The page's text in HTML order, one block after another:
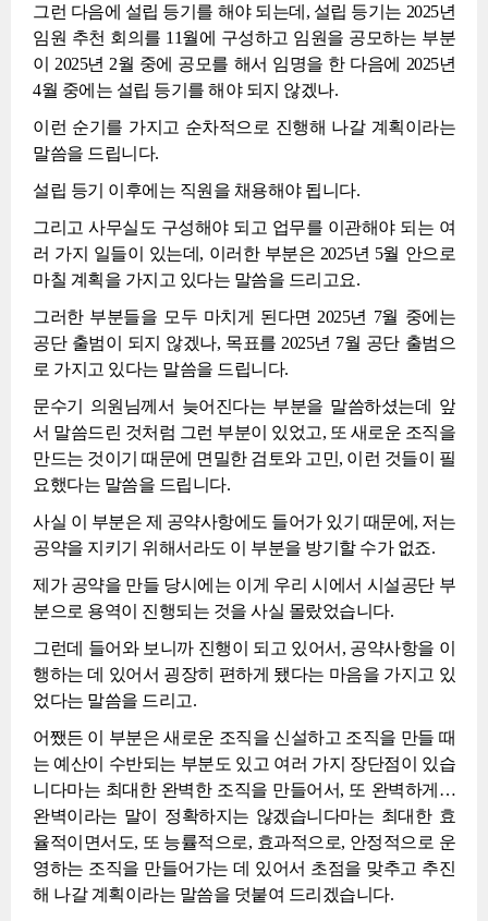
그런 다음에 설립 등기를 해야 되는데, 설립 등기는 2025년
임원 추천 회의를 11월에 구성하고 임원을 공모하는 부분
이 2025년 2월 중에 공모를 해서 임명을 한 다음에 2025년
4월 중에는 설립 등기를 해야 되지 않겠나.
이런 순기를 가지고 순차적으로 진행해 나갈 계획이라는
말씀을 드립니다.
설립 등기 이후에는 직원을 채용해야 됩니다.
그리고 사무실도 구성해야 되고 업무를 이관해야 되는 여
러 가지 일들이 있는데, 이러한 부분은 2025년 5월 안으로
마칠 계획을 가지고 있다는 말씀을 드리고요.
그러한 부분들을 모두 마치게 된다면 2025년 7월 중에는
공단 출범이 되지 않겠나, 목표를 2025년 7월 공단 출범으
로 가지고 있다는 말씀을 드립니다.
문수기 의원님께서 늦어진다는 부분을 말씀하셨는데 앞
서 말씀드린 것처럼 그런 부분이 있었고, 또 새로운 조직을
만드는 것이기 때문에 면밀한 검토와 고민, 이런 것들이 필
요했다는 말씀을 드립니다.
사실 이 부분은 제 공약사항에도 들어가 있기 때문에, 저는
공약을 지키기 위해서라도 이 부분을 방기할 수가 없죠.
제가 공약을 만들 당시에는 이게 우리 시에서 시설공단 부
분으로 용역이 진행되는 것을 사실 몰랐었습니다.
그런데 들어와 보니까 진행이 되고 있어서, 공약사항을 이
행하는 데 있어서 굉장히 편하게 됐다는 마음을 가지고 있
었다는 말씀을 드리고.
어쨌든 이 부분은 새로운 조직을 신설하고 조직을 만들 때
는 예산이 수반되는 부분도 있고 여러 가지 장단점이 있습
니다마는 최대한 완벽한 조직을 만들어서, 또 완벽하게…
완벽이라는 말이 정확하지는 않겠습니다마는 최대한 효
율적이면서도, 또 능률적으로, 효과적으로, 안정적으로 운
영하는 조직을 만들어가는 데 있어서 초점을 맞추고 추진
해 나갈 계획이라는 말씀을 덧붙여 드리겠습니다.